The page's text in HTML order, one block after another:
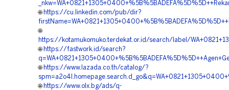
🌐 https://cu.linkedin.com/pub/dir?
🌐
https://kotamukomuko.terdekat.or.id/search/label/
🌐 https://fastwork.id/search?
🌐 https://www.lazada.co.th/catalog/?
🌐 https://www.olx.bg/ads/q-